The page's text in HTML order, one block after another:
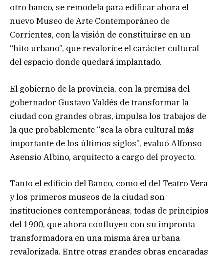
otro banco, se remodela para edificar ahora el
nuevo Museo de Arte Contemporáneo de
Corrientes, con la visión de constituirse en un
“hito urbano”, que revalorice el carácter cultural
del espacio donde quedará implantado.
El gobierno de la provincia, con la premisa del
gobernador Gustavo Valdés de transformar la
ciudad con grandes obras, impulsa los trabajos de
la que probablemente “sea la obra cultural más
importante de los últimos siglos”, evaluó Alfonso
Asensio Albino, arquitecto a cargo del proyecto.
Tanto el edificio del Banco, como el del Teatro Vera
y los primeros museos de la ciudad son
instituciones contemporáneas, todas de principios
del 1900, que ahora confluyen con su impronta
transformadora en una misma área urbana
revalorizada. Entre otras grandes obras encaradas